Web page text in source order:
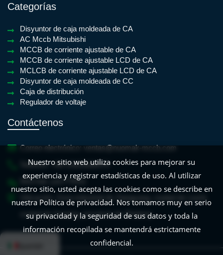
Nuestro sitio web utiliza cookies para mejorar su
experiencia y registrar estadísticas de uso. Al utilizar
nuestro sitio, usted acepta las cookies como se describe en
nuestra Política de privacidad. Nos tomamos muy en serio
su privacidad y la seguridad de sus datos y toda la
información recopilada se mantendrá estrictamente
confidencial.
English French Frisian Dutch
Categorías
Disyuntor de caja moldeada de CA
AC Mccb Mitsubishi
MCCB de corriente ajustable de CA
MCCB de corriente ajustable LCD de CA
MCLCB de corriente ajustable LCD de CA
Disyuntor de caja moldeada de CC
Caja de distribución
Regulador de voltaje
Contáctenos
Correo electrónico: ventas@nuomak-mccb.com
Teléfono:+86-15825688470
WeChat:yan779931
Ubicación:
Zona industrial de Xiangyang, ciudad de Liushi,
ciudad de Yueqing, provincia de Zhejiang